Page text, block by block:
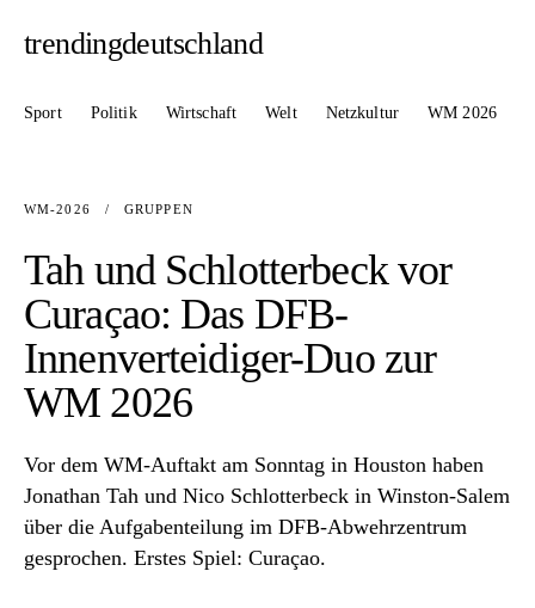
trendingdeutschland
Sport Politik Wirtschaft Welt Netzkultur WM 2026
WM-2026 / GRUPPEN
Tah und Schlotterbeck vor
Curaçao: Das DFB-
Innenverteidiger-Duo zur
WM 2026
Vor dem WM-Auftakt am Sonntag in Houston haben
Jonathan Tah und Nico Schlotterbeck in Winston-Salem
über die Aufgabenteilung im DFB-Abwehrzentrum
gesprochen. Erstes Spiel: Curaçao.